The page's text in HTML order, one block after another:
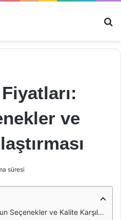
ve
süresi
ve Kalite Karşılaştırması